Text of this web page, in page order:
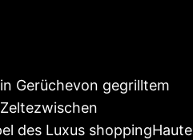
Gerüchevon gegrilltem
des Luxus shoppingHaute